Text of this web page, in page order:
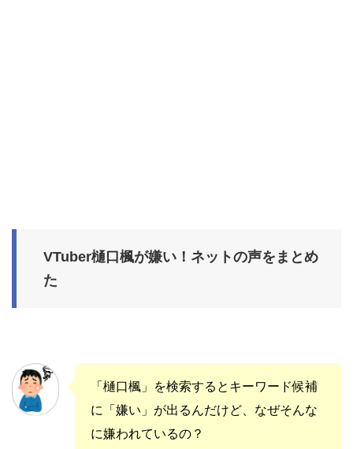
VTuber樋口楓が嫌い！ネットの声をまとめ
た
「樋口楓」を検索するとキーワード候補
に「嫌い」が出るんだけど、なぜそんな
に嫌われているの？